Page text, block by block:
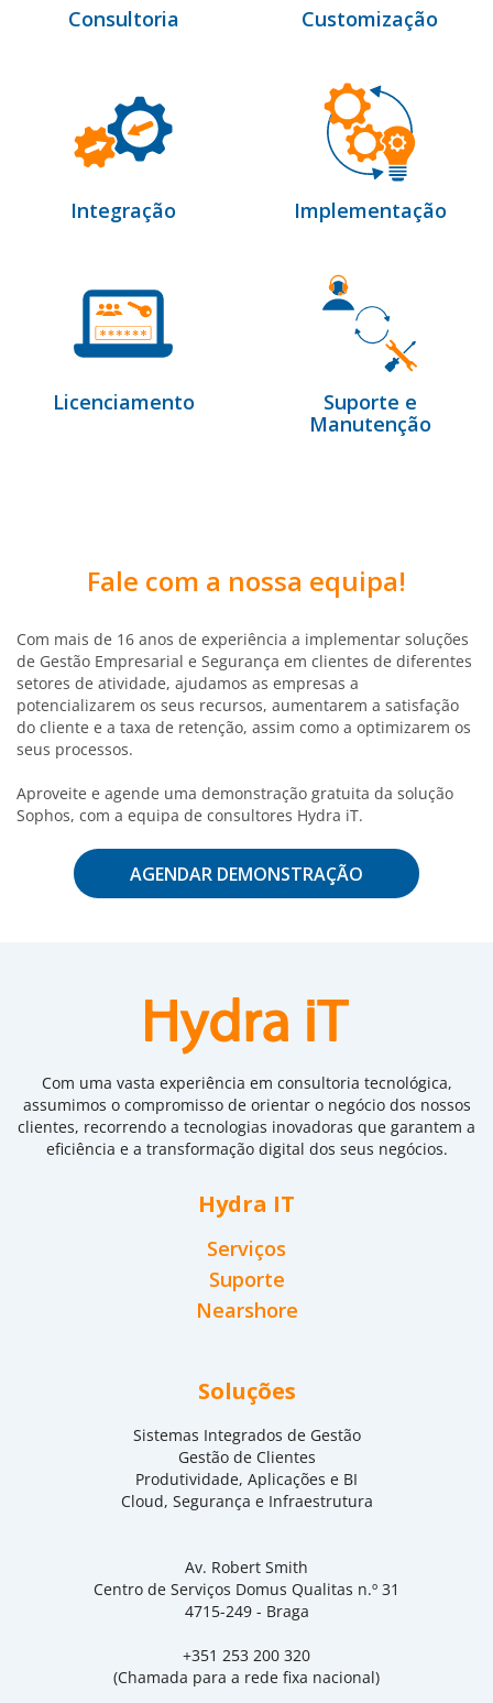
Consultoria Customização
Integração Implementação
Licenciamento
Suporte e
Manutenção
Fale com a nossa equipa!
Com mais de 16 anos de experiência a implementar soluções
de Gestão Empresarial e Segurança em clientes de diferentes
setores de atividade, ajudamos as empresas a
potencializarem os seus recursos, aumentarem a satisfação
do cliente e a taxa de retenção, assim como a optimizarem os
seus processos.
Aproveite e agende uma demonstração gratuita da solução
Sophos, com a equipa de consultores Hydra iT.
AGENDAR DEMONSTRAÇÃO
Com uma vasta experiência em consultoria tecnológica,
assumimos o compromisso de orientar o negócio dos nossos
clientes, recorrendo a tecnologias inovadoras que garantem a
eficiência e a transformação digital dos seus negócios.
Hydra IT
Serviços
Suporte
Nearshore
Soluções
Sistemas Integrados de Gestão
Gestão de Clientes
Produtividade, Aplicações e BI
Cloud, Segurança e Infraestrutura
Av. Robert Smith
Centro de Serviços Domus Qualitas n.º 31
4715-249 - Braga
+351 253 200 320
(Chamada para a rede fixa nacional)